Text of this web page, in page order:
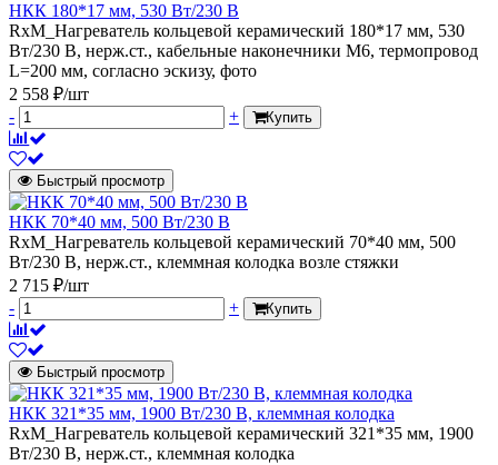
НКК 180*17 мм, 530 Вт/230 В
RxM_Нагреватель кольцевой керамический 180*17 мм, 530
Вт/230 В, нерж.ст., кабельные наконечники М6, термопровод
L=200 мм, согласно эскизу, фото
2 558 ₽/шт
-
+ Купить
Быстрый просмотр
НКК 70*40 мм, 500 Вт/230 В
RxM_Нагреватель кольцевой керамический 70*40 мм, 500
Вт/230 В, нерж.ст., клеммная колодка возле стяжки
2 715 ₽/шт
-
+ Купить
Быстрый просмотр
НКК 321*35 мм, 1900 Вт/230 В, клеммная колодка
RxM_Нагреватель кольцевой керамический 321*35 мм, 1900
Вт/230 В, нерж.ст., клеммная колодка